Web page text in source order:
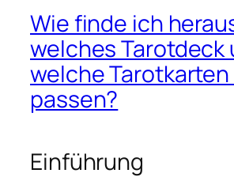
Wie finde ich
welches Tarotdeck
welche Tarotkarten
passen?
Einführung